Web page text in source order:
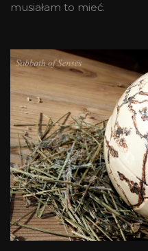
musiałam to mieć.